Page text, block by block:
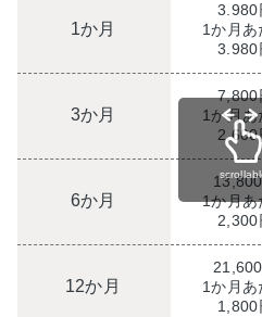
1か月
3.980
1か月あ
3.980
3か月
7,800
1か月あ
2,600
6か月
1か月あ
2,300
12か月
1か月あ
1,800